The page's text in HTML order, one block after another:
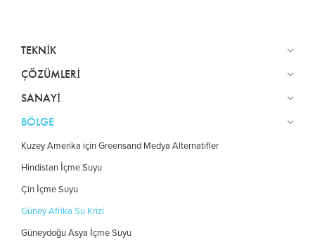
TEKNIK
ÇÖZÜMLERI
SANAYI
BÖLGE
Kuzey Amerika için Greensand Medya Alternatifler
Hindistan İçme Suyu
Çin İçme Suyu
Güney Afrika Su Krizi
Güneydoğu Asya İçme Suyu